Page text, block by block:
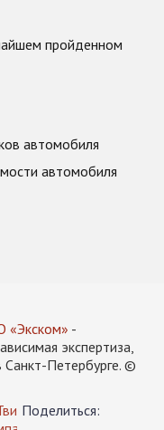
пройденном
автомобиля
автомобиля
«Экском» -
экспертиза,
Санкт-Петербурге. ©
Поделиться: